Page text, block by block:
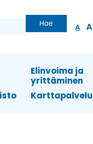
Hae A A
Elinvoima ja
yrittäminen
Karttapalvelu